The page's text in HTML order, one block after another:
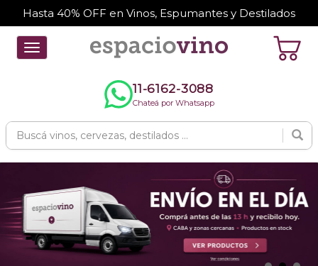
Hasta 40% OFF en Vinos, Espumantes y Destilados
Toggle
navigation
11-6162-3088
Chateá por Whatsapp